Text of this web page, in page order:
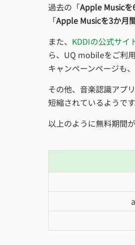
過去の「Apple Musicを
「Apple Musicを3か月
また、 KDDIの公式サイ
ら、UQ mobileをご利
キャンペーンページも
その他、音楽認識アプリ
短縮されているようです
以上のように無料期間